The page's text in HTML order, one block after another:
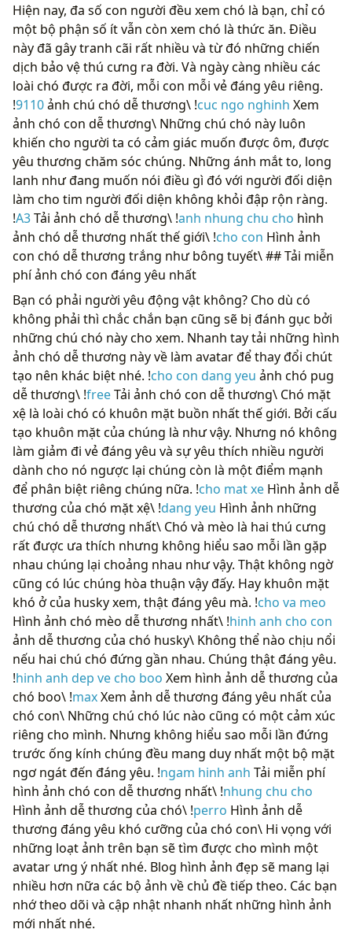
Hiện nay, đa số con người đều xem chó là bạn, chỉ có
một bộ phận số ít vẫn còn xem chó là thức ăn. Điều
này đã gây tranh cãi rất nhiều và từ đó những chiến
dịch bảo vệ thú cưng ra đời. Và ngày càng nhiều các
loài chó được ra đời, mỗi con mỗi vẻ đáng yêu riêng.
!9110ảnh chú chó dễ thương\ !cuc ngo nghinh Xem
ảnh chó con dễ thương\ Những chú chó này luôn
khiến cho người ta có cảm giác muốn được ôm, được
yêu thương chăm sóc chúng. Những ánh mắt to, long
lanh như đang muốn nói điều gì đó với người đối diện
làm cho tim người đối diện không khỏi đập rộn ràng.
!A3Tải ảnh chó dễ thương\ !anh nhung chu cho hình
ảnh chó dễ thương nhất thế giới\ !cho con Hình ảnh
con chó dễ thương trắng như bông tuyết\ ## Tải miễn
phí ảnh chó con đáng yêu nhất
Bạn có phải người yêu động vật không? Cho dù có
không phải thì chắc chắn bạn cũng sẽ bị đánh gục bởi
những chú chó này cho xem. Nhanh tay tải những hình
ảnh chó dễ thương này về làm avatar để thay đổi chút
tạo nên khác biệt nhé. !cho con dang yeu ảnh chó pug
dễ thương\ !freeTải ảnh chó con dễ thương\ Chó mặt
xệ là loài chó có khuôn mặt buồn nhất thế giới. Bởi cấu
tạo khuôn mặt của chúng là như vậy. Nhưng nó không
làm giảm đi vẻ đáng yêu và sự yêu thích nhiều người
dành cho nó ngược lại chúng còn là một điểm mạnh
để phân biệt riêng chúng nữa. !cho mat xe Hình ảnh dễ
thương của chó mặt xệ\ !dang yeu Hình ảnh những
chú chó dễ thương nhất\ Chó và mèo là hai thú cưng
rất được ưa thích nhưng không hiểu sao mỗi lần gặp
nhau chúng lại choảng nhau như vậy. Thật không ngờ
cũng có lúc chúng hòa thuận vậy đấy. Hay khuôn mặt
khó ở của husky xem, thật đáng yêu mà. !cho va meo
Hình ảnh chó mèo dễ thương nhất\ !hinh anh cho con
ảnh dễ thương của chó husky\ Không thể nào chịu nổi
nếu hai chú chó đứng gần nhau. Chúng thật đáng yêu.
!hinh anh dep ve cho boo Xem hình ảnh dễ thương của
chó boo\ !maxXem ảnh dễ thương đáng yêu nhất của
chó con\ Những chú chó lúc nào cũng có một cảm xúc
riêng cho mình. Nhưng không hiểu sao mỗi lần đứng
trước ống kính chúng đều mang duy nhất một bộ mặt
ngơ ngát đến đáng yêu. !ngam hinh anh Tải miễn phí
hình ảnh chó con dễ thương nhất\ !nhung chu cho
Hình ảnh dễ thương của chó\ !perro Hình ảnh dễ
thương đáng yêu khó cưỡng của chó con\ Hi vọng với
những loạt ảnh trên bạn sẽ tìm được cho mình một
avatar ưng ý nhất nhé. Blog hình ảnh đẹp sẽ mang lại
nhiều hơn nữa các bộ ảnh về chủ đề tiếp theo. Các bạn
nhớ theo dõi và cập nhật nhanh nhất những hình ảnh
mới nhất nhé.